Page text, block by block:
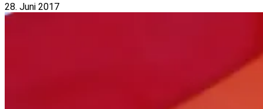
osna.live
28. Juni 2017